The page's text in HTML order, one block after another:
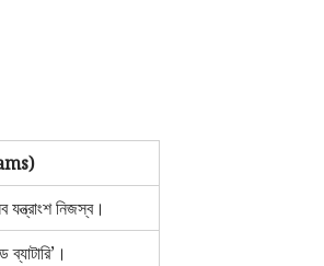
যন্ত্রাংশ নিজস্ব।